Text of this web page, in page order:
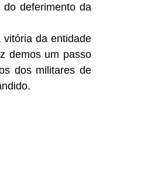
deferimento da
da entidade
demos um passo
dos militares de